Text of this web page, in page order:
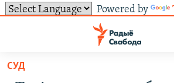
Powered by
ўнівэрсальнага
доступу
СУД